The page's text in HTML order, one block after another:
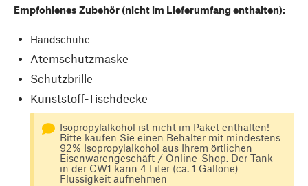
Empfohlenes Zubehör (nicht im Lieferumfang enthalten):
Handschuhe
Atemschutzmaske
Schutzbrille
Kunststoff-Tischdecke
Isopropylalkohol ist nicht im Paket enthalten!
Bitte kaufen Sie einen Behälter mit mindestens
92% Isopropylalkohol aus Ihrem örtlichen
Eisenwarengeschäft / Online-Shop. Der Tank
in der CW1 kann 4 Liter (ca. 1 Gallone)
Flüssigkeit aufnehmen